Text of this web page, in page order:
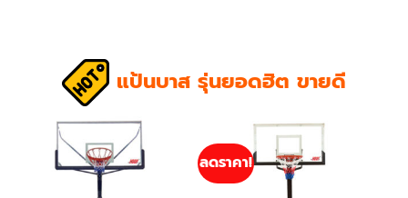
แป้นบาส รุ่นยอดฮิต ขายดี
ลดราคา!